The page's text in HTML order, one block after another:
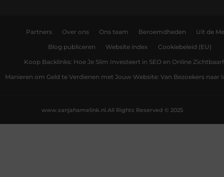
Partners Over ons Ons team Beroemdheden Uit de
Blog publiceren Website index Cookiebeleid (EU)
Koop Backlinks: Hoe Je Slim Investeert in SEO en Online
Manieren om Geld te Verdienen met Jouw Website: Van Bezoekers naar
All Rights Reserved © 2025
www.sanjahamelink.nl.